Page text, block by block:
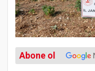
Abone ol